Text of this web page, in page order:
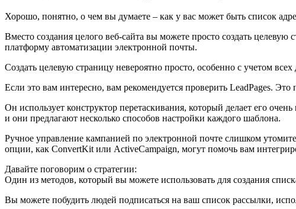
Хорошо, понятно, о чем вы думаете – как у вас может быть список
Вместо создания целого веб-сайта вы можете просто создать
платформу автоматизации электронной почты.
Создать целевую страницу невероятно просто, особенно с учетом
Если это вам интересно, вам рекомендуется проверить LeadPages.
Он использует конструктор перетаскивания, который делает его
и они предлагают несколько способов настройки каждого шаблона.
Ручное управление кампанией по электронной почте слишком
опции, как ConvertKit или ActiveCampaign, могут помочь вам
Давайте поговорим о стратегии:
Один из методов, который вы можете использовать для создания
Вы можете побудить людей подписаться на ваш список рассылки,